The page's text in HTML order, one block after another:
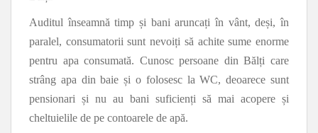
Auditul înseamnă timp și bani aruncați în vânt, deși, în
paralel, consumatorii sunt nevoiți să achite sume enorme
pentru apa consumată. Cunosc persoane din Bălți care
strâng apa din baie și o folosesc la WC, deoarece sunt
pensionari și nu au bani suficienți să mai acopere și
cheltuielile de pe contoarele de apă.